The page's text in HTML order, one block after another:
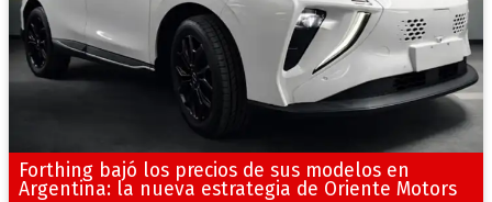
Forthing bajó los precios de sus modelos en
Argentina: la nueva estrategia de Oriente Motors